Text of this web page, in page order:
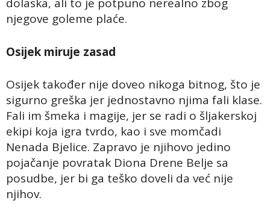
dolaska, ali to je potpuno nerealno zbog
njegove goleme plaće.
Osijek miruje zasad
Osijek također nije doveo nikoga bitnog, što je
sigurno greška jer jednostavno njima fali klase.
Fali im šmeka i magije, jer se radi o šljakerskoj
ekipi koja igra tvrdo, kao i sve momčadi
Nenada Bjelice. Zapravo je njihovo jedino
pojačanje povratak Diona Drene Belje sa
posudbe, jer bi ga teško doveli da već nije
njihov.